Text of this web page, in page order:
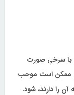
با سرخي صورت
ممكن است موحب
آن را دارند، شود.